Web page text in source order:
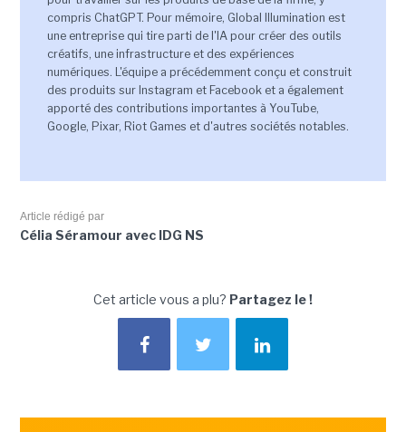
compris ChatGPT. Pour mémoire, Global Illumination est
une entreprise qui tire parti de l'IA pour créer des outils
créatifs, une infrastructure et des expériences
numériques. L'équipe a précédemment conçu et construit
des produits sur Instagram et Facebook et a également
apporté des contributions importantes à YouTube,
Google, Pixar, Riot Games et d'autres sociétés notables.
Article rédigé par
Célia Séramour avec IDG NS
Cet article vous a plu? Partagez le !